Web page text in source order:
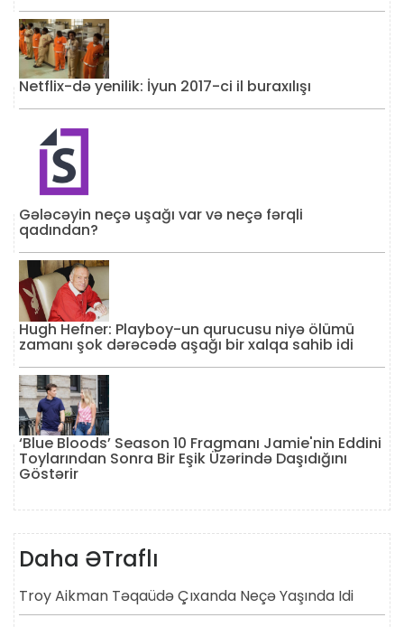
Netflix-də yenilik: İyun 2017-ci il buraxılışı
Gələcəyin neçə uşağı var və neçə fərqli
qadından?
Hugh Hefner: Playboy-un qurucusu niyə ölümü
zamanı şok dərəcədə aşağı bir xalqa sahib idi
‘Blue Bloods’ Season 10 Fragmanı Jamie'nin Eddini
Toylarından Sonra Bir Eşik Üzərində Daşıdığını
Göstərir
Daha ƏTraflı
Troy Aikman Təqaüdə Çıxanda Neçə Yaşında Idi